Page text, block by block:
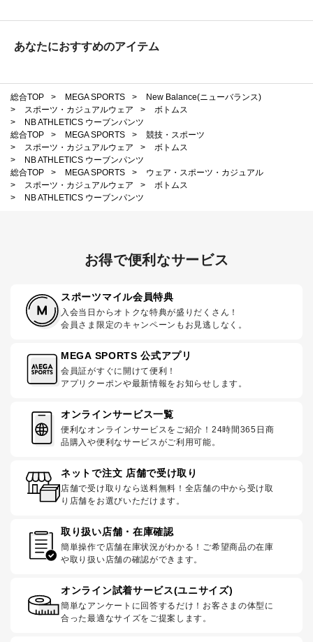
あなたにおすすめのアイテム
総合TOP > MEGA SPORTS >
New Balance(ニューバランス)
>
スポーツ・カジュアルウェア >
ボトムス
>
NB ATHLETICS ウーブンパンツ
総合TOP
> MEGA SPORTS >
競技・スポーツ
>
スポーツ・カジュアルウェア >
ボトムス
>
NB ATHLETICS ウーブンパンツ
総合TOP
> MEGA SPORTS >
ウェア・スポーツ・カジュアル
>
スポーツ・カジュアルウェア >
ボトムス
>
NB ATHLETICS ウーブンパンツ
お得で便利なサービス
スポーツマイル会員特典
入会当日からオトクな特典が盛りだくさん！
会員さま限定のキャンペーンもお見逃しなく。
MEGA SPORTS 公式アプリ
会員証がすぐに開けて便利！
アプリクーポンや最新情報をお知らせします。
オンラインサービス一覧
便利なオンラインサービスをご紹介！24時間365日商
品購入や便利なサービスがご利用可能。
ネットで注文 店舗で受け取り
店舗で受け取りなら送料無料！全店舗の中から受け取
り店舗をお選びいただけます。
取り扱い店舗・在庫確認
簡単操作で店舗在庫状況がわかる！ご希望商品の在庫
や取り扱い店舗の確認ができます。
オンライン試着サービス(ユニサイズ)
簡単なアンケートに回答するだけ！お客さまの体型に
合った最適なサイズをご提案します。